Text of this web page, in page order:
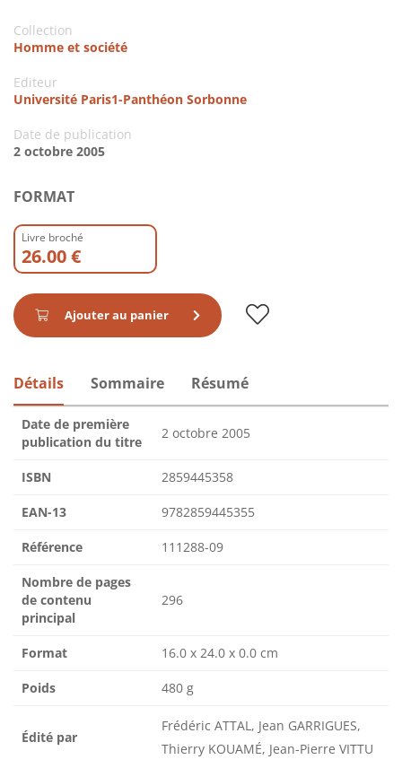
Collection
Homme et société
Editeur
Université Paris1-Panthéon Sorbonne
Date de publication
2 octobre 2005
FORMAT
Livre broché
26.00 €
Ajouter au panier
Détails Sommaire Résumé
Date de première
publication du titre
2 octobre 2005
ISBN 2859445358
EAN-13 9782859445355
Référence 111288-09
Nombre de pages
de contenu
principal
296
Format 16.0 x 24.0 x 0.0 cm
Poids 480 g
Édité par
Frédéric ATTAL, Jean GARRIGUES,
Thierry KOUAMÉ, Jean-Pierre VITTU